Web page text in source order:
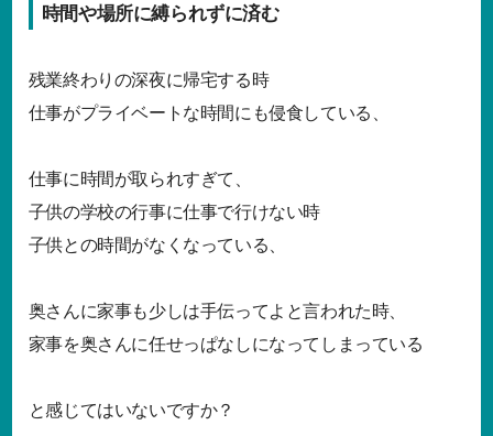
時間や場所に縛られずに済む
残業終わりの深夜に帰宅する時
仕事がプライベートな時間にも侵食している、
仕事に時間が取られすぎて、
子供の学校の行事に仕事で行けない時
子供との時間がなくなっている、
奥さんに家事も少しは手伝ってよと言われた時、
家事を奥さんに任せっぱなしになってしまっている
と感じてはいないですか？